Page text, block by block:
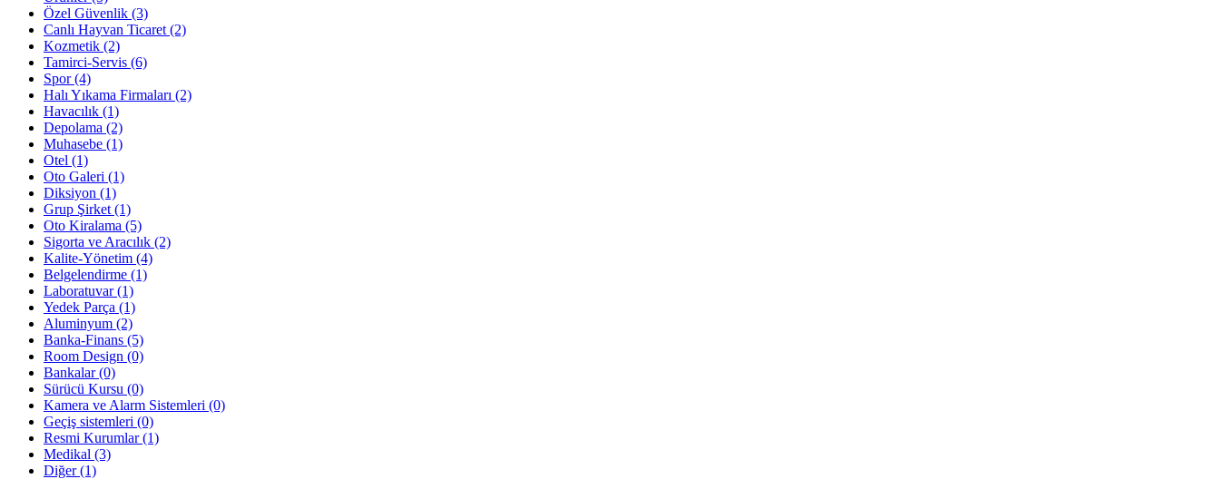
Özel Güvenlik (3)
Canlı Hayvan Ticaret (2)
Kozmetik (2)
Tamirci-Servis (6)
Spor(4)
Halı Yıkama Firmaları (2)
Havacılık (1)
Depolama (2)
Muhasebe (1)
Otel (1)
Oto Galeri (1)
Diksiyon (1)
Grup Şirket (1)
Oto Kiralama (5)
Sigorta ve Aracılık (2)
Kalite-Yönetim (4)
Belgelendirme (1)
Laboratuvar(1)
Yedek Parça (1)
Aluminyum (2)
Banka-Finans (5)
Room Design (0)
Bankalar(0)
Sürücü Kursu (0)
Kamera ve Alarm Sistemleri (0)
Geçiş sistemleri (0)
Resmi Kurumlar(1)
Medikal (3)
Diğer(1)